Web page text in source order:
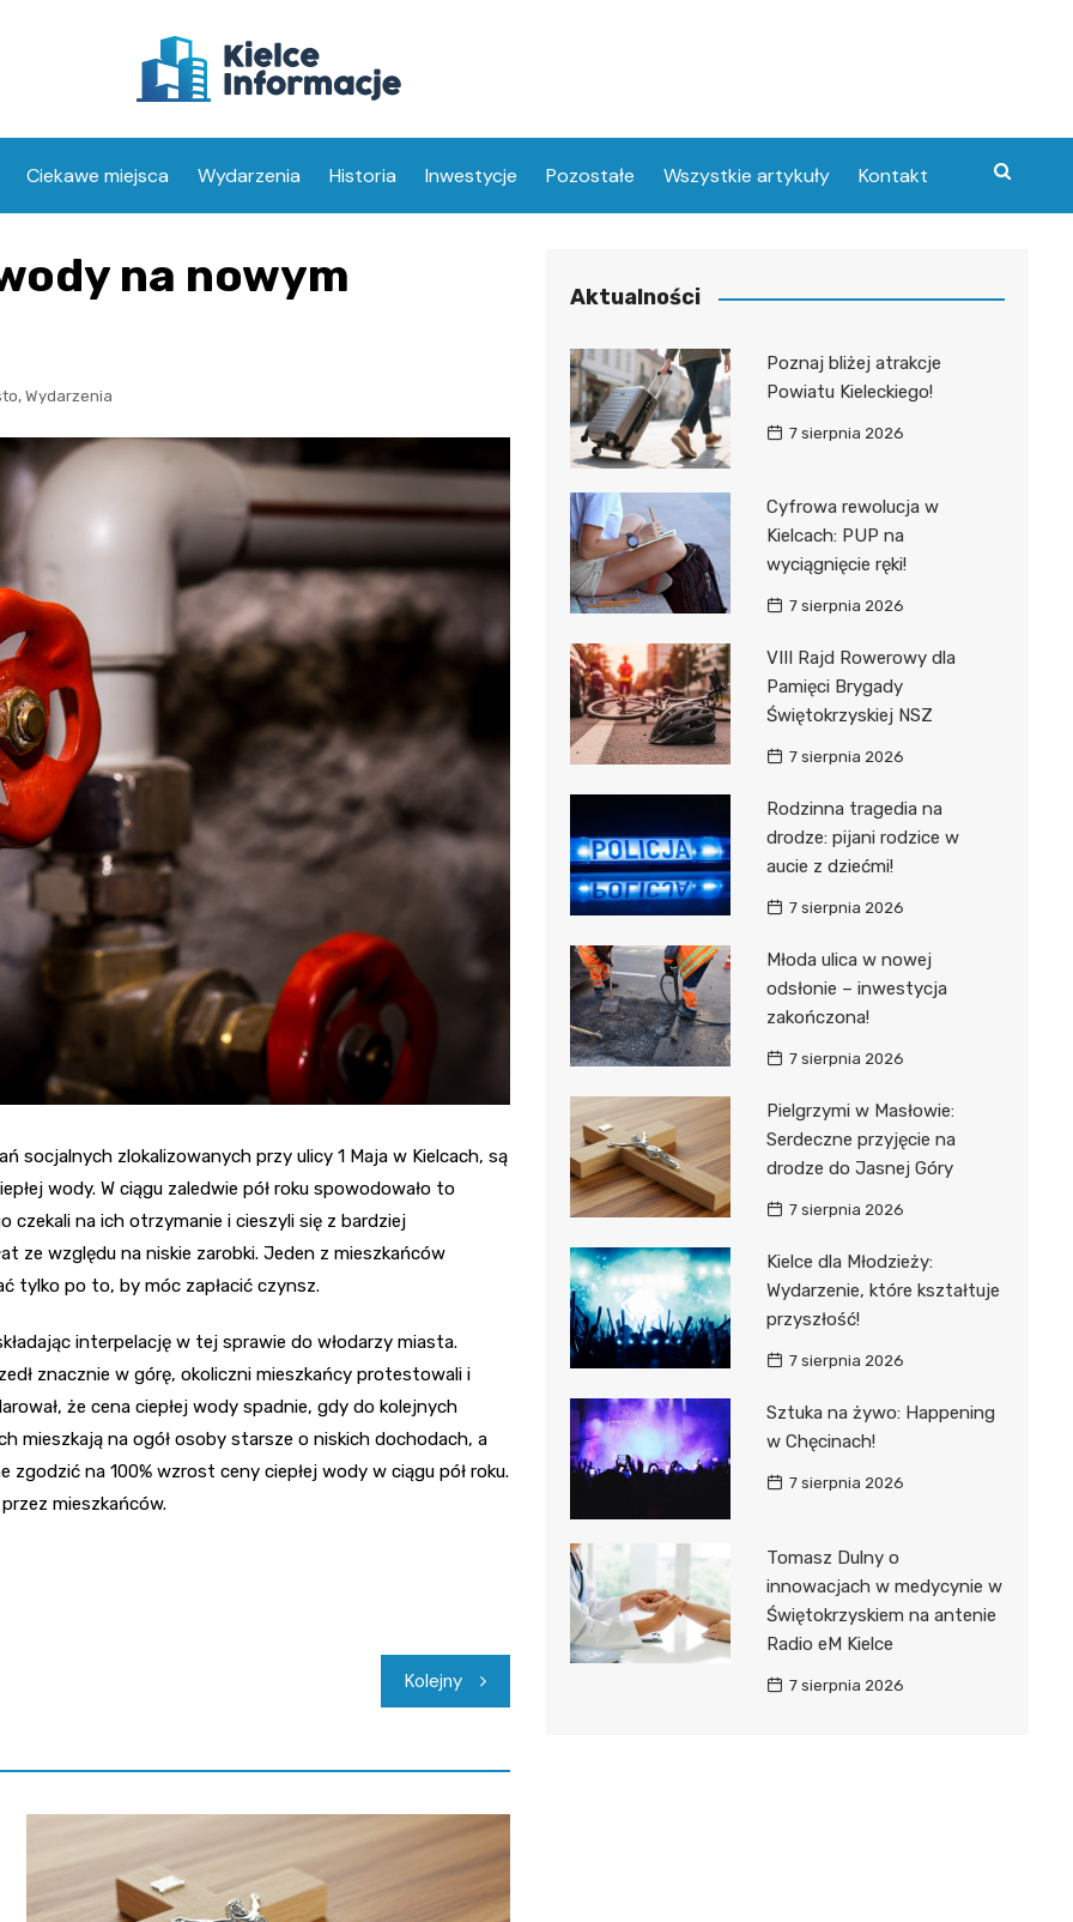
Ciekawe miejsca Wydarzenia Historia Inwestycje Pozostałe Wszystkie artykuły Kontakt
na nowym
, Wydarzenia
socjalnych zlokalizowanych przy ulicy 1 Maja w Kielcach, są
wody. W ciągu zaledwie pół roku spowodowało to
na ich otrzymanie i cieszyli się z bardziej
ze względu na niskie zarobki. Jeden z mieszkańców
tylko po to, by móc zapłacić czynsz.
interpelację w tej sprawie do włodarzy miasta.
znacznie w górę, okoliczni mieszkańcy protestowali i
że cena ciepłej wody spadnie, gdy do kolejnych
mieszkają na ogół osoby starsze o niskich dochodach, a
na 100% wzrost ceny ciepłej wody w ciągu pół roku.
mieszkańców.
Kolejny
Aktualności
Poznaj bliżej atrakcje
Powiatu Kieleckiego!
7 sierpnia 2026
Cyfrowa rewolucja w
Kielcach: PUP na
wyciągnięcie ręki!
7 sierpnia 2026
VIII Rajd Rowerowy dla
Pamięci Brygady
Świętokrzyskiej NSZ
7 sierpnia 2026
Rodzinna tragedia na
drodze: pijani rodzice w
aucie z dziećmi!
7 sierpnia 2026
Młoda ulica w nowej
odsłonie – inwestycja
zakończona!
7 sierpnia 2026
Pielgrzymi w Masłowie:
Serdeczne przyjęcie na
drodze do Jasnej Góry
7 sierpnia 2026
Kielce dla Młodzieży:
Wydarzenie, które kształtuje
przyszłość!
7 sierpnia 2026
Sztuka na żywo: Happening
w Chęcinach!
7 sierpnia 2026
Tomasz Dulny o
innowacjach w medycynie w
Świętokrzyskiem na antenie
Radio eM Kielce
7 sierpnia 2026